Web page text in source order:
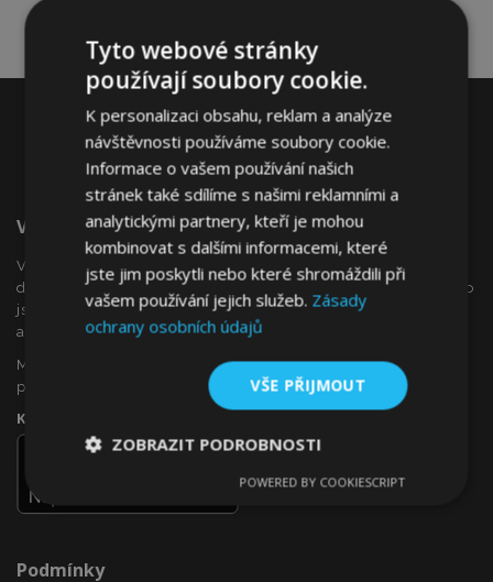
Vítejte Na VTVauto.cz
VTVauto je maloobchodním prodejcem a velkoobchodním
dodavatelem autopříslušenství a autodoplňků v Evropě, jako
jsou např .: ozdobné kryty kol (poklice), okenní deflektory,
autopotahy, autorohože, chromové kryty a rámy, ...
Máte zájem o dropshipping, nebo se chcete stát naším
partnerem?
Kontaktujte nás ještě dnes!
Podmínky
Tyto webové stránky
používají soubory cookie.
K personalizaci obsahu, reklam a analýze
návštěvnosti používáme soubory cookie.
Informace o vašem používání našich
stránek také sdílíme s našimi reklamními a
analytickými partnery, kteří je mohou
kombinovat s dalšími informacemi, které
jste jim poskytli nebo které shromáždili při
vašem používání jejich služeb. Zásady
ochrany osobních údajů
VŠE PŘIJMOUT
ZOBRAZIT PODROBNOSTI
nutné
Výkonové
soubory
Soubory
POWERED BY COOKIESCRIPT